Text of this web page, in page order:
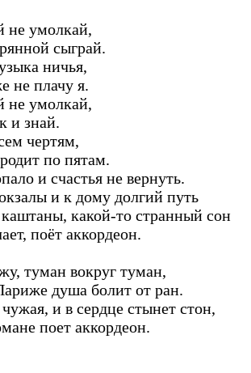
не умолкай,
сыграй.
ничья,
не плачу я.
не умолкай,
и знай.
чертям,
по пятам.
и счастья не вернуть.
и к дому долгий путь
каштаны, какой-то странный сон
поёт аккордеон.
туман вокруг туман,
душа болит от ран.
и в сердце стынет стон,
поет аккордеон.